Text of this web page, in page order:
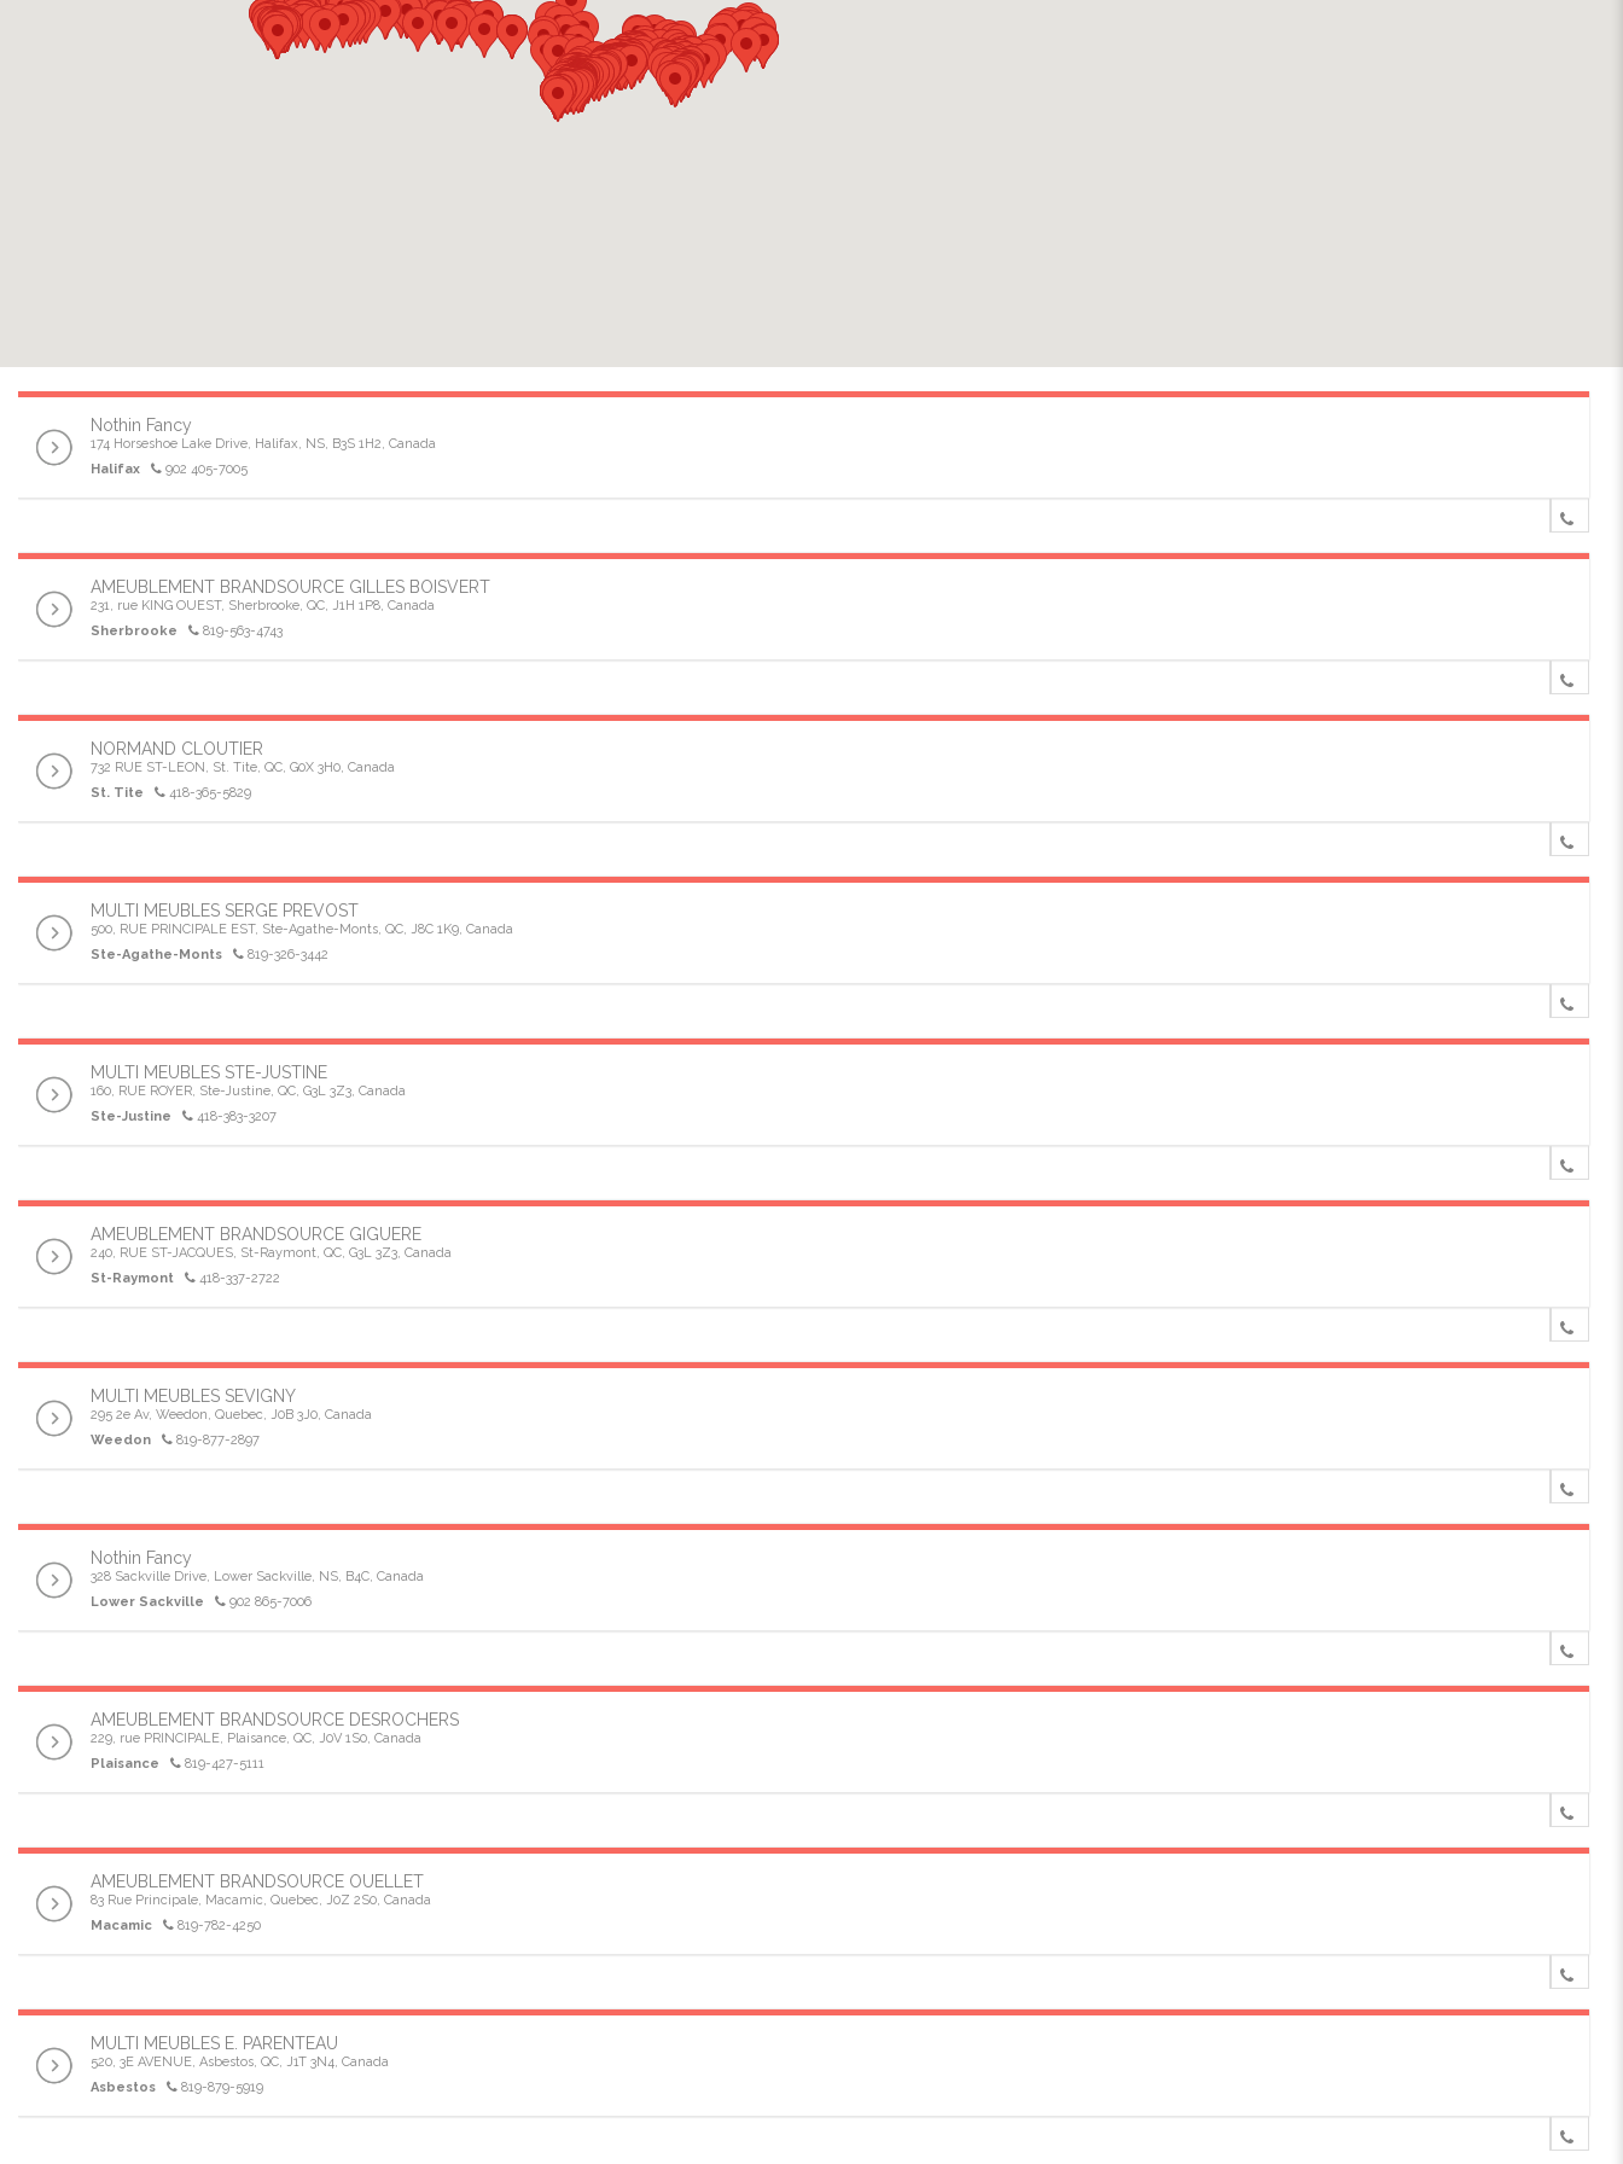
Nothin Fancy
174 Horseshoe Lake Drive, Halifax, NS, B3S 1H2, Canada
Halifax
902 405-7005
AMEUBLEMENT BRANDSOURCE GILLES BOISVERT
231, rue KING OUEST, Sherbrooke, QC, J1H 1P8, Canada
Sherbrooke
819-563-4743
NORMAND CLOUTIER
732 RUE ST-LEON, St. Tite, QC, G0X 3H0, Canada
St. Tite
418-365-5829
MULTI MEUBLES SERGE PREVOST
500, RUE PRINCIPALE EST, Ste-Agathe-Monts, QC, J8C 1K9, Canada
Ste-Agathe-Monts
819-326-3442
MULTI MEUBLES STE-JUSTINE
160, RUE ROYER, Ste-Justine, QC, G3L 3Z3, Canada
Ste-Justine
418-383-3207
AMEUBLEMENT BRANDSOURCE GIGUERE
240, RUE ST-JACQUES, St-Raymont, QC, G3L 3Z3, Canada
St-Raymont
418-337-2722
MULTI MEUBLES SEVIGNY
295 2e Av, Weedon, Quebec, J0B 3J0, Canada
Weedon
819-877-2897
Nothin Fancy
328 Sackville Drive, Lower Sackville, NS, B4C, Canada
Lower Sackville
902 865-7006
AMEUBLEMENT BRANDSOURCE DESROCHERS
229, rue PRINCIPALE, Plaisance, QC, J0V 1S0, Canada
Plaisance
819-427-5111
AMEUBLEMENT BRANDSOURCE OUELLET
83 Rue Principale, Macamic, Quebec, J0Z 2S0, Canada
Macamic
819-782-4250
MULTI MEUBLES E. PARENTEAU
520, 3E AVENUE, Asbestos, QC, J1T 3N4, Canada
Asbestos
819-879-5919